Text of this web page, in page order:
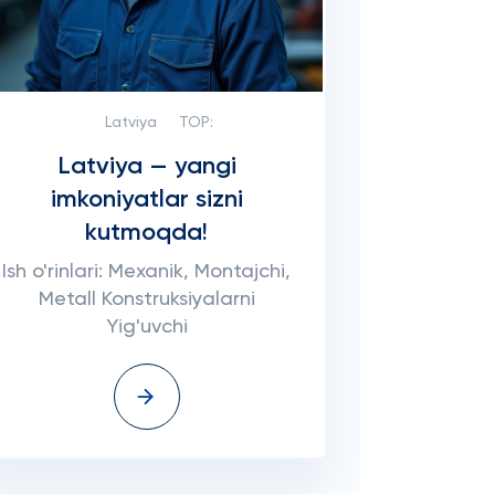
Latviya TOP:
Latviya — yangi
imkoniyatlar sizni
kutmoqda!
Ish o'rinlari: Mexanik, Montajchi,
Metall Konstruksiyalarni
Yig'uvchi